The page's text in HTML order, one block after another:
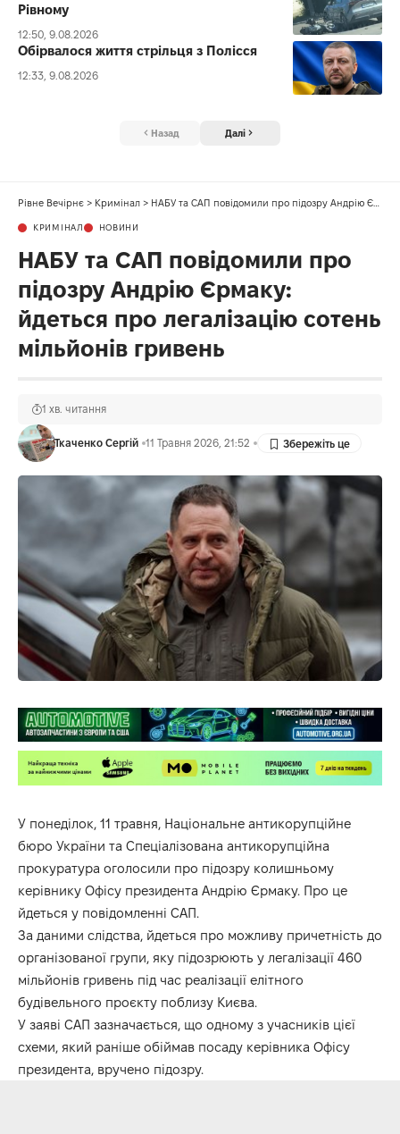
Рівному
12:50, 9.08.2026
Обірвалося життя стрільця з Полісся
12:33, 9.08.2026
Назад Далі
Рівне Вечірнє > Кримінал > НАБУ та САП повідомили про підозру Андрію Єрмаку: йдеться про легалізацію сотень мільйонів гривень
КРИМІНАЛ НОВИНИ
НАБУ та САП повідомили про
підозру Андрію Єрмаку:
йдеться про легалізацію сотень
мільйонів гривень
Ткаченко Сергій 11 Травня 2026, 21:52
1 хв. читання
У понеділок, 11 травня, Національне антикорупційне
бюро України та Спеціалізована антикорупційна
прокуратура оголосили про підозру колишньому
керівнику Офісу президента Андрію Єрмаку. Про це
йдеться у повідомленні САП.
За даними слідства, йдеться про можливу причетність до
організованої групи, яку підозрюють у легалізації 460
мільйонів гривень під час реалізації елітного
будівельного проєкту поблизу Києва.
У заяві САП зазначається, що одному з учасників цієї
схеми, який раніше обіймав посаду керівника Офісу
президента, вручено підозру.